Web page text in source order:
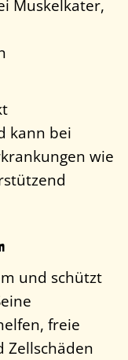
Muskelkater,
kann bei
wie
und schützt
freie
Zellschäden